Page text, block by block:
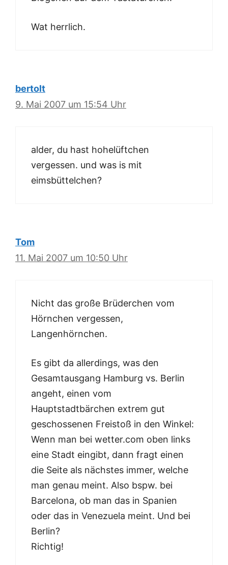
Wat herrlich.
bertolt
9. Mai 2007 um 15:54 Uhr
alder, du hast hohelüftchen
vergessen. und was is mit
eimsbüttelchen?
Tom
11. Mai 2007 um 10:50 Uhr
Nicht das große Brüderchen vom
Hörnchen vergessen,
Langenhörnchen.
Es gibt da allerdings, was den
Gesamtausgang Hamburg vs. Berlin
angeht, einen vom
Hauptstadtbärchen extrem gut
geschossenen Freistoß in den Winkel:
Wenn man bei wetter.com oben links
eine Stadt eingibt, dann fragt einen
die Seite als nächstes immer, welche
man genau meint. Also bspw. bei
Barcelona, ob man das in Spanien
oder das in Venezuela meint. Und bei
Berlin?
Richtig!